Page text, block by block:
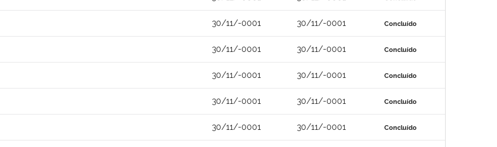
30/11/-0001 30/11/-0001 Concluído
30/11/-0001 30/11/-0001 Concluído
30/11/-0001 30/11/-0001 Concluído
30/11/-0001 30/11/-0001 Concluído
30/11/-0001 30/11/-0001 Concluído